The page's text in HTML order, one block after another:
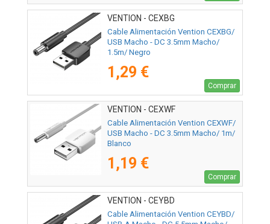
VENTION - CEXBG
Cable Alimentación Vention CEXBG/
USB Macho - DC 3.5mm Macho/
1.5m/ Negro
1,29 €
Comprar
VENTION - CEXWF
Cable Alimentación Vention CEXWF/
USB Macho - DC 3.5mm Macho/ 1m/
Blanco
1,19 €
Comprar
VENTION - CEYBD
Cable Alimentación Vention CEYBD/